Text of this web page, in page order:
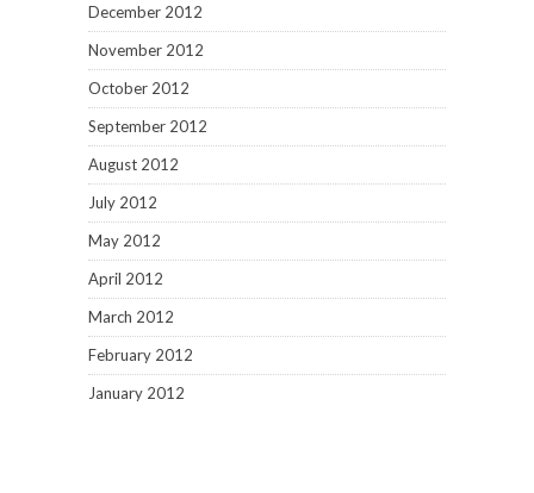
December 2012
November 2012
October 2012
September 2012
August 2012
July 2012
May 2012
April 2012
March 2012
February 2012
January 2012